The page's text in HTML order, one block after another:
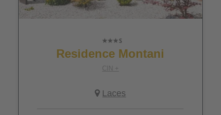
Residence Montani
CIN +
Laces